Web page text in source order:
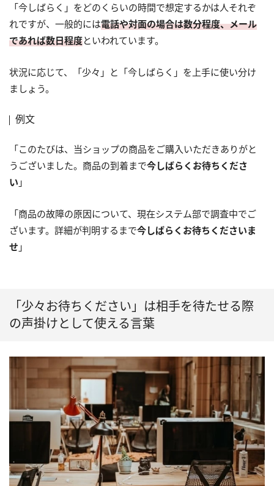
「今しばらく」をどのくらいの時間で想定するかは人それぞ
れですが、一般的には電話や対面の場合は数分程度、メール
であれば数日程度といわれています。
状況に応じて、「少々」と「今しばらく」を上手に使い分け
ましょう。
例文
「このたびは、当ショップの商品をご購入いただきありがと
うございました。商品の到着まで今しばらくお待ちくださ
い 」
「商品の故障の原因について、現在システム部で調査中でご
ざいます。詳細が判明するまで今しばらくお待ちくださいま
せ 」
「少々お待ちください」は相手を待たせる際
の声掛けとして使える言葉